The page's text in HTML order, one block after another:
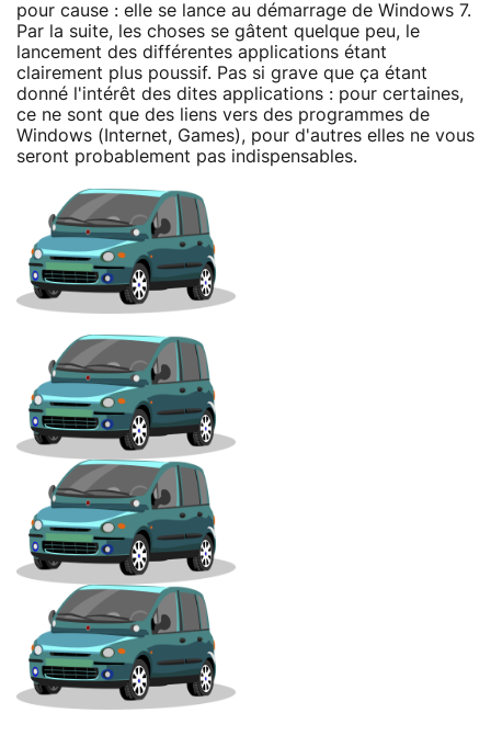
pour cause : elle se lance au démarrage de Windows 7.
Par la suite, les choses se gâtent quelque peu, le
lancement des différentes applications étant
clairement plus poussif. Pas si grave que ça étant
donné l'intérêt des dites applications : pour certaines,
ce ne sont que des liens vers des programmes de
Windows (Internet, Games), pour d'autres elles ne vous
seront probablement pas indispensables.